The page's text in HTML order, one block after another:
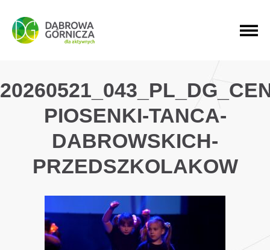
PRZEJDŹ DO MENU GŁÓWNEGO
PRZEJDŹ DO WYSZUKIWARKI
PRZEJDŹ DO TREŚCI
PIOSENKI-TANCA-
DABROWSKICH-
PRZEDSZKOLAKOW